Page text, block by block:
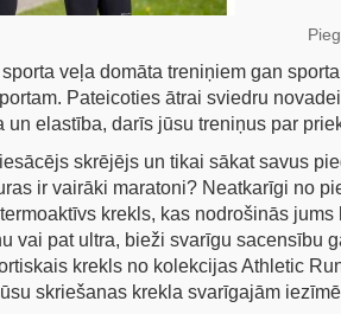
veļa domāta treniņiem gan
Pateicoties ātrai sviedru
un elastība, darīs jūsu treniņus par
skrējējs un tikai sākat savus
ir vairāki maratoni? Neatkarīgi no
krekls, kas nodrošinās
vai pat ultra, bieži svarīgu sacensību
krekls no kolekcijas Athletic
skriešanas krekla svarīgajām